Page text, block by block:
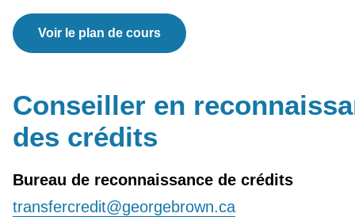
Voir le plan de cours
Conseiller en
des crédits
Bureau de reconnaissance de crédits
transfercredit@georgebrown.ca